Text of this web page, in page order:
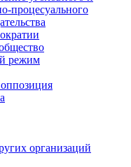
процесуального
режим
организаций